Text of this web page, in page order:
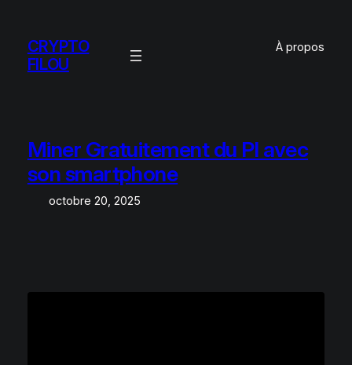
contenu
CRYPTO
FILOU
À propos
Miner Gratuitement du PI avec
son smartphone
octobre 20, 2025